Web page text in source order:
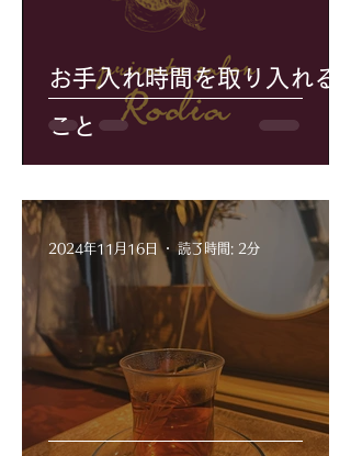
お手入れ時間を取り入れる
こと
2024年11月16日 読了時間: 2分